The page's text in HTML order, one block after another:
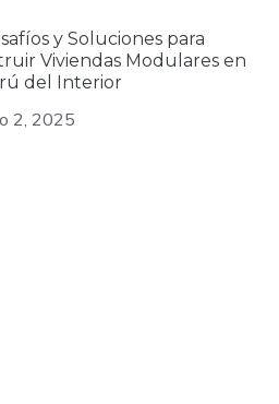
y Soluciones para
Viviendas Modulares en
del Interior
2, 2025